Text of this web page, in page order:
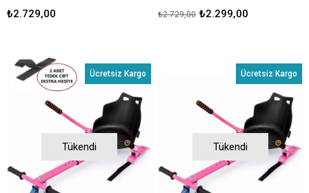
₺2.729,00 ₺2.299,00
₺2.729,00
Tükendi
Ücretsiz Kargo
Tükendi
Ücretsiz Kargo